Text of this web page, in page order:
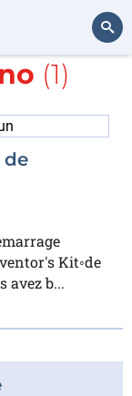
Rechercher
(1)
de
Kit◦de
avez b...